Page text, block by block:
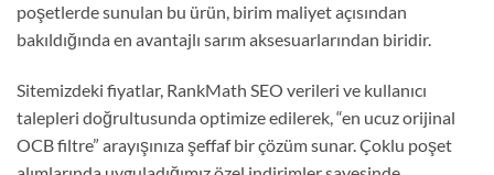
poşetlerde sunulan bu ürün, birim maliyet açısından
bakıldığında en avantajlı sarım aksesuarlarından biridir.
Sitemizdeki fiyatlar, RankMath SEO verileri ve kullanıcı
talepleri doğrultusunda optimize edilerek, “en ucuz orijinal
OCB filtre” arayışınıza şeffaf bir çözüm sunar. Çoklu poşet